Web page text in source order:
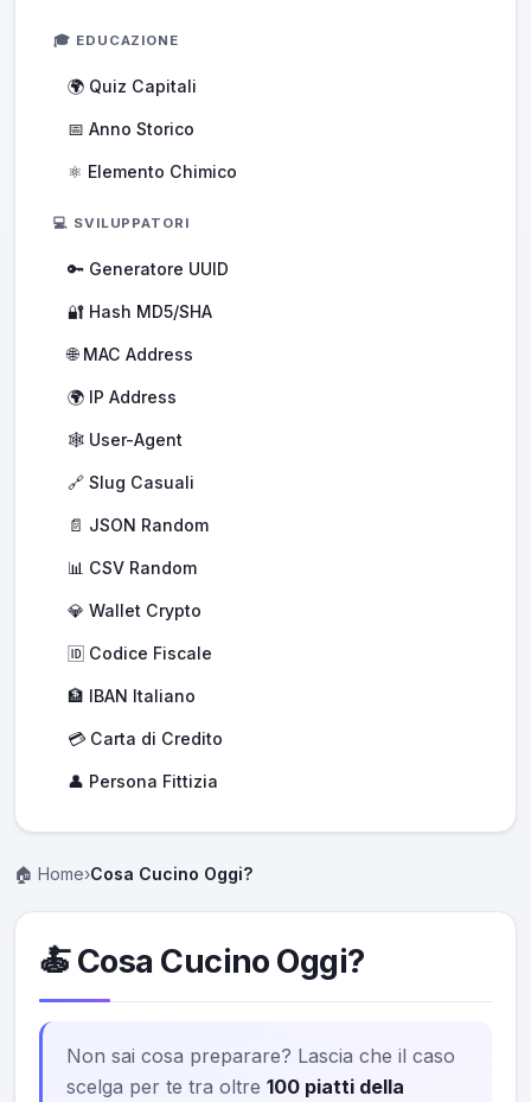
🎓 EDUCAZIONE
🌍 Quiz Capitali
📅 Anno Storico
⚛️ Elemento Chimico
💻 SVILUPPATORI
🔑 Generatore UUID
🔐 Hash MD5/SHA
🌐 MAC Address
🌍 IP Address
🕸️ User-Agent
🔗 Slug Casuali
📄 JSON Random
📊 CSV Random
💎 Wallet Crypto
🆔 Codice Fiscale
🏦 IBAN Italiano
💳 Carta di Credito
👤 Persona Fittizia
🏠 Home›Cosa Cucino Oggi?
🍝 Cosa Cucino Oggi?
Non sai cosa preparare? Lascia che il caso
scelga per te tra oltre 100 piatti della